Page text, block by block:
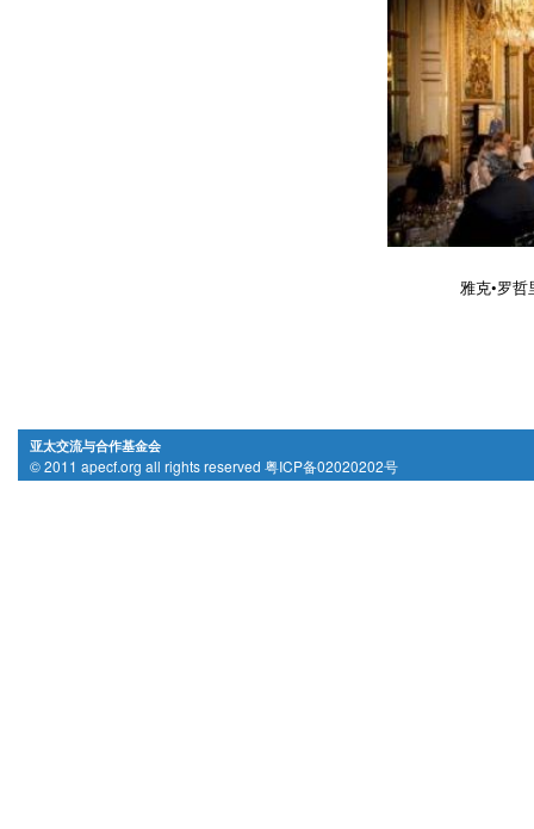
雅克•罗
亚太交流与合作基金会
© 2011 apecf.org all rights reserved 粤ICP备02020202号